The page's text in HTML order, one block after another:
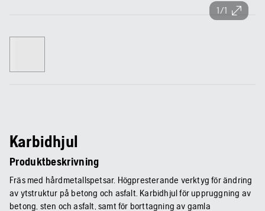
1/1
Karbidhjul
Produktbeskrivning
Fräs med hårdmetallspetsar. Högpresterande verktyg för ändring
av ytstruktur på betong och asfalt. Karbidhjul för uppruggning av
betong, sten och asfalt, samt för borttagning av gamla